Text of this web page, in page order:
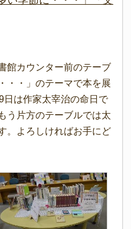
館カウンター前のテーブ
・・」のテーマで本を展
日は作家太宰治の命日で
う片方のテーブルでは太
。よろしければお手にど